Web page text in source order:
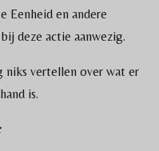
Eenheid en andere
deze actie aanwezig.
vertellen over wat er
is.